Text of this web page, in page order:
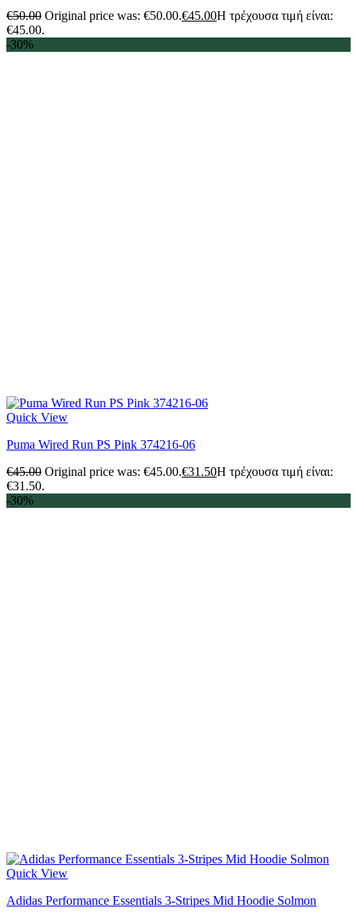
€50.00 Original price was: €50.00.€45.00Η τρέχουσα τιμή είναι:
€45.00.
-30%
Quick View
Puma Wired Run PS Pink 374216-06
€45.00 Original price was: €45.00.€31.50Η τρέχουσα τιμή είναι:
€31.50.
-30%
Quick View
Adidas Performance Essentials 3-Stripes Mid Hoodie Solmon